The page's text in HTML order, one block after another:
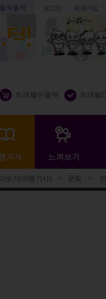
들썩들썩 로그인 회원가입
트래블아울렛 트래블
보기(여행기사) > 문화 >